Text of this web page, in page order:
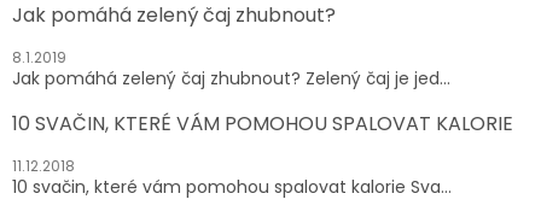
Jak pomáhá zelený čaj zhubnout?
8.1.2019
Jak pomáhá zelený čaj zhubnout? Zelený čaj je jed...
10 SVAČIN, KTERÉ VÁM POMOHOU SPALOVAT KALORIE
11.12.2018
10 svačin, které vám pomohou spalovat kalorie Sva...